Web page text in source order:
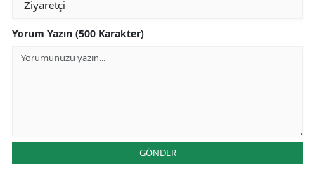
Yorum Yazın (500 Karakter)
GÖNDER